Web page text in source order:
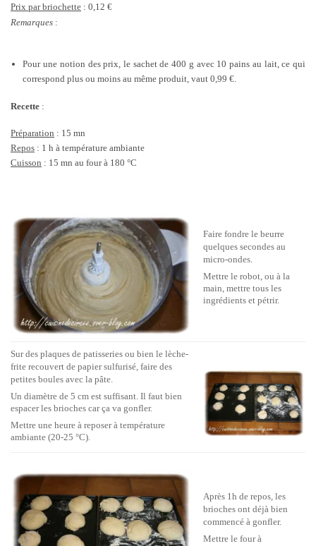
Prix par briochette : 0,12 €
Remarques :
Pour une notion des prix, le sachet de 400 g avec 10 pains au lait, ce qui
correspond plus ou moins au même produit, vaut 0,99 €.
Recette :
Préparation : 15 mn
Repos : 1 h à température ambiante
Cuisson : 15 mn au four à 180 °C
Faire fondre le beurre
quelques secondes au
micro-ondes.
Mettre le robot, ou à la
main, mettre tous les
ingrédients et pétrir.
Sur des plaques de patisseries ou bien le lèche-
frite recouvert de papier sulfurisé, faire des
petites boules avec la pâte.
Un diamètre de 5 cm est suffisant. Il faut bien
espacer les brioches car ça va gonfler.
Mettre une heure à reposer à température
ambiante (20-25 °C).
Après 1h de repos, les
brioches ont déjà bien
commencé à gonfler.
Mettre le four à